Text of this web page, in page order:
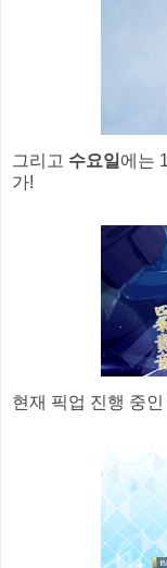
그리고 수요일 에는
가!
현재 픽업 진행 중인